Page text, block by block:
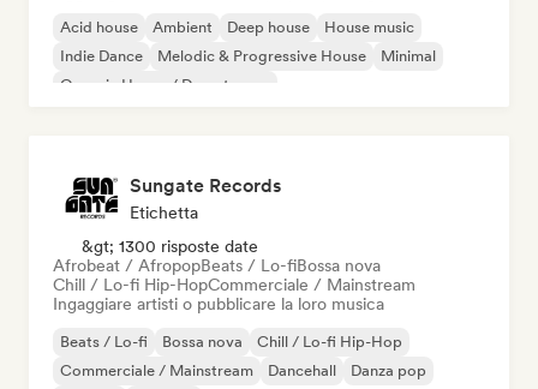
Acid house Ambient Deep house
House music
Indie Dance
Melodic & Progressive House
Minimal
Organic House / Downtempo
Sungate Records
Etichetta
&gt; 1300 risposte date
Afrobeat / AfropopBeats / Lo-fiBossa nova
Chill / Lo-fi Hip-HopCommerciale / Mainstream
Ingaggiare artisti o pubblicare la loro musica
Beats / Lo-fi Bossa nova
Chill / Lo-fi Hip-Hop
Commerciale / Mainstream
Dancehall
Danza pop